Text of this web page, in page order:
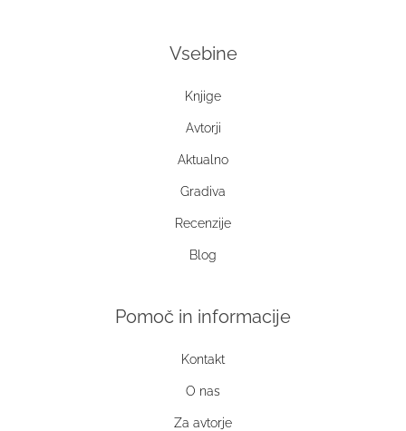
Vsebine
Knjige
Avtorji
Aktualno
Gradiva
Recenzije
Blog
Pomoč in informacije
Kontakt
O nas
Za avtorje